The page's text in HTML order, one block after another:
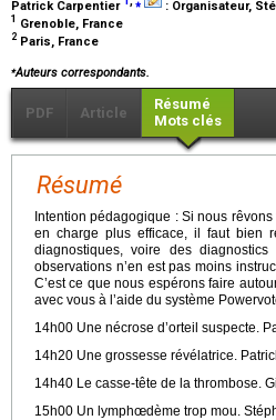
Patrick Carpentier
: Organisateur,
1 Grenoble, France
2 Paris, France
⁎Auteurs correspondants.
PDF Article
Résumé
Mots clés
Résumé
Intention pédagogique : Si nous
en charge plus efficace, il faut bien
diagnostiques, voire des diagnostics
observations n’en est pas moins
C’est ce que nous espérons faire
avec vous à l’aide du système
14h00 Une nécrose d’orteil suspecte.
14h20 Une grossesse révélatrice.
14h40 Le casse-tête de la thrombose.
15h00 Un lymphœdème trop mou.